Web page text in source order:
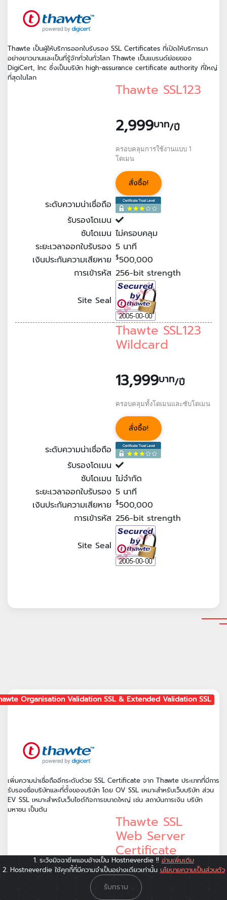
Thawte เป็นผู้ให้บริการออกใบรับรอง SSL Certificates ที่เปิดให้บริการมา
อย่างยาวนานและเป็นที่รู้จักทั่วในทั่วโลก Thawte เป็นแบรนด์ย่อยของ
DigiCert, Inc ซึ่งเป็นบริษัท high-assurance certificate authority ที่ใหญ่
ที่สุดในโลก
Thawte SSL123
2,999บาท/ปี
ครอบคลุมการใช้งานแบบ 1
โดเมน
สั่งซื้อ!
ระดับความน่าเชื่อถือ
รับรองโดเมน
ซับโดเมน ไม่ครอบคลุม
ระยะเวลาออกใบรับรอง 5 นาที
เงินประกันความเสียหาย $500,000
การเข้ารหัส 256-bit strength
Site Seal
Thawte SSL123
Wildcard
13,999บาท/ปี
ครอบคลุมทั้งโดเมนและซับโดเมน
สั่งซื้อ!
ระดับความน่าเชื่อถือ
รับรองโดเมน
ซับโดเมน ไม่จำกัด
ระยะเวลาออกใบรับรอง 5 นาที
เงินประกันความเสียหาย $500,000
การเข้ารหัส 256-bit strength
Site Seal
Organisation Validation SSL & Extended Validation SSL
เพิ่มความน่าเชื่อถืออีกระดับด้วย SSL Certificate จาก Thawte ประเภทที่มีการ
รับรองชื่อบริษัทและที่ตั้งของบริษัท โดย OV SSL เหมาะสำหรับเว็บบริษัท ส่วน
EV SSL เหมาะสำหรับเว็บไซต์กิจการขนาดใหญ่ เช่น สถาบันการเงิน บริษัท
มหาชน เป็นต้น
Thawte SSL
Web Server
Certificate
5,999
1. ระวังมิจฉาชีพแอบอ้างเป็น Hostneverdie !! อ่านเพิ่มเติม
2. Hostneverdie ใช้คุกกี้ที่มีความจำเป็นอย่างเดียวเท่านั้น นโยบายความเป็นส่วนตัว
รับทราบ